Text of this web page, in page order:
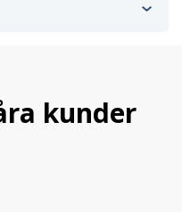
kunder